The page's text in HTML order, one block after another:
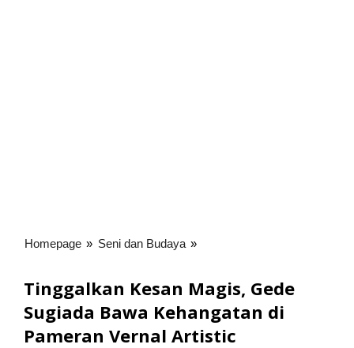
Homepage » Seni dan Budaya »
Gede
Sugiada
Bawa
Tinggalkan Kesan Magis, Gede
Sugiada Bawa Kehangatan di
Pameran Vernal Artistic